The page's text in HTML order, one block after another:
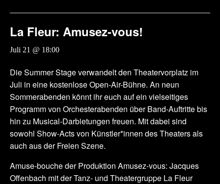
La Fleur: Amusez-vous!
Juli 21 @ 18:00
Die Summer Stage verwandelt den Theatervorplatz im
Juli in eine kostenlose Open-Air-Bühne. An neun
Sommerabenden könnt ihr euch auf ein vielseitiges
Programm von Orchesterabenden über Band-Auftritte bis
hin zu Musical-Darbietungen freuen. Mit dabei sind
sowohl Show-Acts von Künstler*innen des Theaters als
auch aus der Freien Szene.
Amuse-bouche der Produktion Amusez-vous: Jacques
Offenbach mit der Tanz- und Theatergruppe La Fleur